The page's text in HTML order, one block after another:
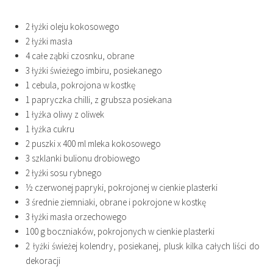
2 łyżki oleju kokosowego
2 łyżki masła
4 całe ząbki czosnku, obrane
3 łyżki świeżego imbiru, posiekanego
1 cebula, pokrojona w kostkę
1 papryczka chilli, z grubsza posiekana
1 łyżka oliwy z oliwek
1 łyżka cukru
2 puszki x 400 ml mleka kokosowego
3 szklanki bulionu drobiowego
2 łyżki sosu rybnego
½ czerwonej papryki, pokrojonej w cienkie plasterki
3 średnie ziemniaki, obrane i pokrojone w kostkę
3 łyżki masła orzechowego
100 g boczniaków, pokrojonych w cienkie plasterki
2 łyżki świeżej kolendry, posiekanej, plusk kilka całych liści do
dekoracji